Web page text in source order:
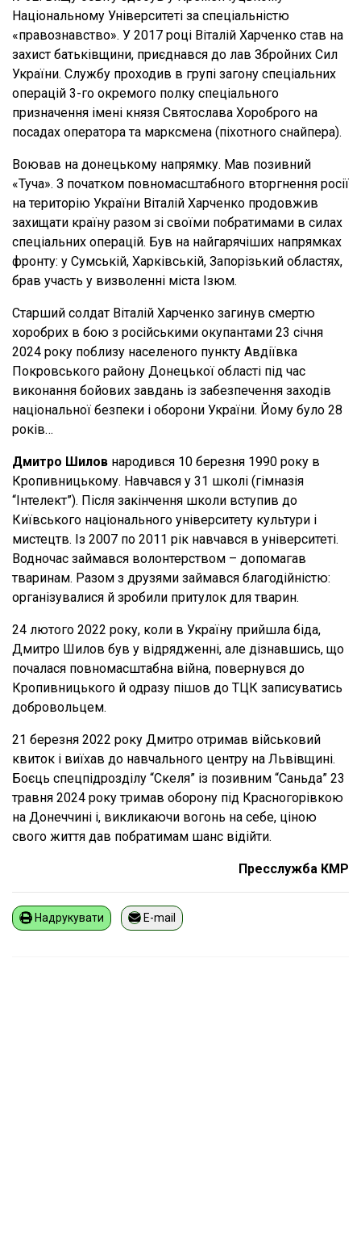
Національному Університеті за спеціальністю
«правознавство». У 2017 році Віталій Харченко став на
захист батьківщини, приєднався до лав Збройних Сил
України. Службу проходив в групі загону спеціальних
операцій 3-го окремого полку спеціального
призначення імені князя Святослава Хороброго на
посадах оператора та марксмена (піхотного снайпера).
Воював на донецькому напрямку. Мав позивний
«Туча». З початком повномасштабного вторгнення росії
на територію України Віталій Харченко продовжив
захищати країну разом зі своїми побратимами в силах
спеціальних операцій. Був на найгарячіших напрямках
фронту: у Сумській, Харківській, Запорізький областях,
брав участь у визволенні міста Ізюм.
Старший солдат Віталій Харченко загинув смертю
хоробрих в бою з російськими окупантами 23 січня
2024 року поблизу населеного пункту Авдіївка
Покровського району Донецької області під час
виконання бойових завдань із забезпечення заходів
національної безпеки і оборони України. Йому було 28
років…
Дмитро Шилов народився 10 березня 1990 року в
Кропивницькому. Навчався у 31 школі (гімназія
“Інтелект”). Після закінчення школи вступив до
Київського національного університету культури і
мистецтв. Із 2007 по 2011 рік навчався в університеті.
Водночас займався волонтерством – допомагав
тваринам. Разом з друзями займався благодійністю:
організувалися й зробили притулок для тварин.
24 лютого 2022 року, коли в Україну прийшла біда,
Дмитро Шилов був у відрядженні, але дізнавшись, що
почалася повномасштабна війна, повернувся до
Кропивницького й одразу пішов до ТЦК записуватись
добровольцем.
21 березня 2022 року Дмитро отримав військовий
квиток і виїхав до навчального центру на Львівщині.
Боєць спецпідрозділу “Скеля” із позивним “Саньда” 23
травня 2024 року тримав оборону під Красногорівкою
на Донеччині і, викликаючи вогонь на себе, ціною
свого життя дав побратимам шанс відійти.
Пресслужба КМР
Надрукувати E-mail